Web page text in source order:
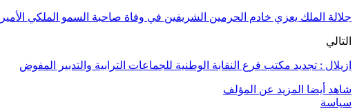
جلالة الملك يعزي خادم الحرمين الشريفين في وفاة صاحبة السمو الملكي
التالي
ازيلال : تجديد مكتب فرع النقابة الوطنية للجماعات الترابية والتدبير المفوض
شاهد أيضا المزيد عن المؤلف
سياسة